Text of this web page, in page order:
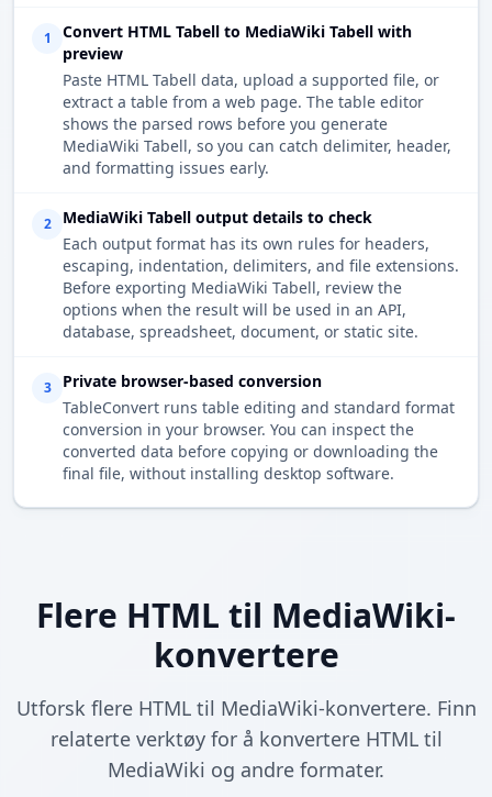
1
Convert HTML Tabell to MediaWiki Tabell with
preview
Paste HTML Tabell data, upload a supported file, or
extract a table from a web page. The table editor
shows the parsed rows before you generate
MediaWiki Tabell, so you can catch delimiter, header,
and formatting issues early.
2
MediaWiki Tabell output details to check
Each output format has its own rules for headers,
escaping, indentation, delimiters, and file extensions.
Before exporting MediaWiki Tabell, review the
options when the result will be used in an API,
database, spreadsheet, document, or static site.
3
Private browser-based conversion
TableConvert runs table editing and standard format
conversion in your browser. You can inspect the
converted data before copying or downloading the
final file, without installing desktop software.
Flere HTML til MediaWiki-
konvertere
Utforsk flere HTML til MediaWiki-konvertere. Finn
relaterte verktøy for å konvertere HTML til
MediaWiki og andre formater.